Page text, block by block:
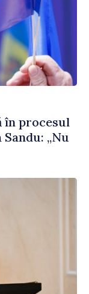
în procesul
„Nu